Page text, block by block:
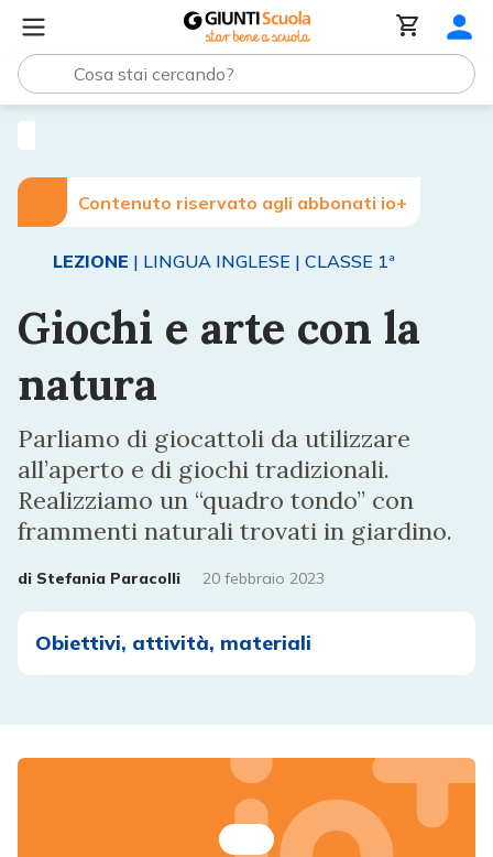
Contenuto riservato agli abbonati io+
LEZIONE | LINGUA INGLESE | CLASSE 1ª
Giochi e arte con la
natura
Parliamo di giocattoli da utilizzare
all’aperto e di giochi tradizionali.
Realizziamo un “quadro tondo” con
frammenti naturali trovati in giardino.
di Stefania Paracolli 20 febbraio 2023
Obiettivi, attività, materiali